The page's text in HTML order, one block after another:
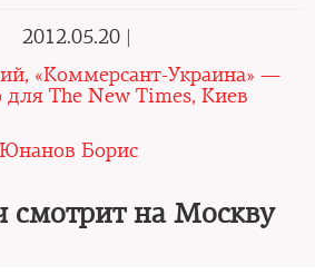
2012.05.20 |
«Коммерсант-Украина» —
для The New Times, Киев
Юнанов Борис
смотрит на Москву